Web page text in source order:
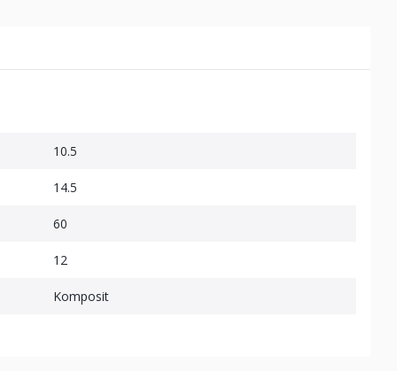
10.5
14.5
60
12
Komposit